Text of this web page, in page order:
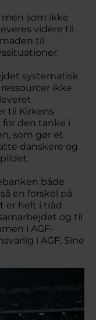
men som ikke
videre til
til
systematisk
ikke
til Kirkens
for den tanke i
som gør et
danskere og
både
en forskel på
er helt i tråd
og til
i AGF-
i AGF, Sine